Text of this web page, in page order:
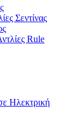
Σεντίνας
Rule
Ηλεκτρική